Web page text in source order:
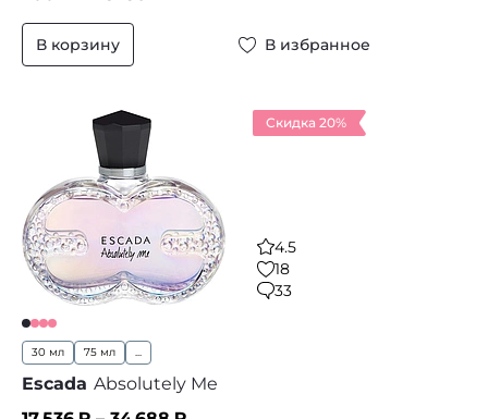
В корзину В избранное
Скидка 20%
4.5
18
33
30 мл 75 мл ...
Escada Absolutely Me